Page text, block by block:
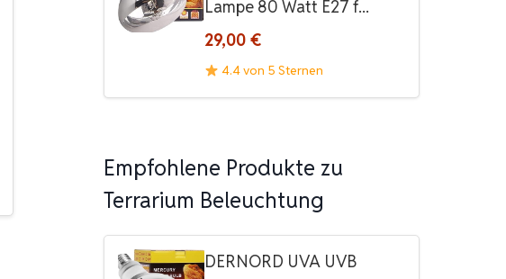
Lampe 80 Watt E27 f...
29,00 €
4.4 von 5 Sternen
Empfohlene Produkte zu
Terrarium Beleuchtung
DERNORD UVA UVB